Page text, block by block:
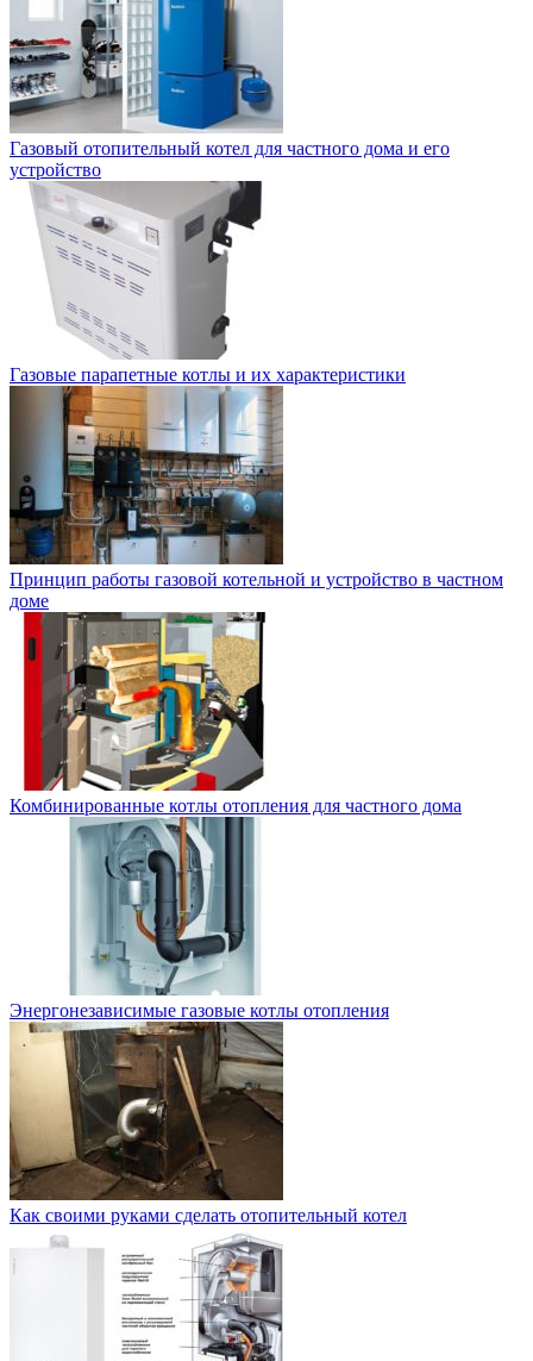
Газовый отопительный котел для частного дома и его
устройство
Газовые парапетные котлы и их характеристики
Принцип работы газовой котельной и устройство в частном
доме
Комбинированные котлы отопления для частного дома
Энергонезависимые газовые котлы отопления
Как своими руками сделать отопительный котел